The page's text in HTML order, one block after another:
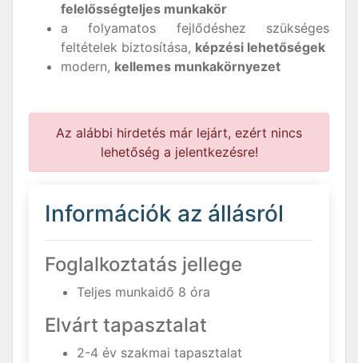
felelősségteljes munkakör
a folyamatos fejlődéshez szükséges
feltételek biztosítása, képzési lehetőségek
modern, kellemes munkakörnyezet
Az alábbi hirdetés már lejárt, ezért nincs
lehetőség a jelentkezésre!
Információk az állásról
Foglalkoztatás jellege
Teljes munkaidő 8 óra
Elvárt tapasztalat
2-4 év szakmai tapasztalat